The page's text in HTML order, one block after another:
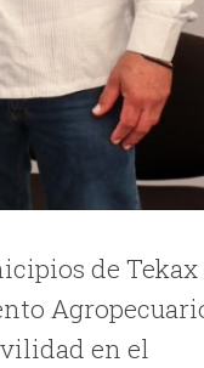
de
en el